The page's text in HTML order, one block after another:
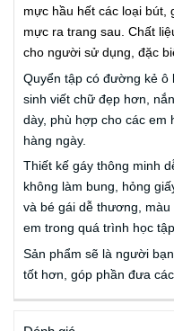
mực hầu hết các loại bút,
mực ra trang sau. Chất
cho người sử dụng, đặc
Quyển tập có đường kẻ ô
sinh viết chữ đẹp hơn,
dày, phù hợp cho các em
hàng ngày.
Thiết kế gáy thông minh
không làm bung, hỏng
và bé gái dễ thương,
em trong quá trình học tập.
Sản phẩm sẽ là người
tốt hơn, góp phần đưa